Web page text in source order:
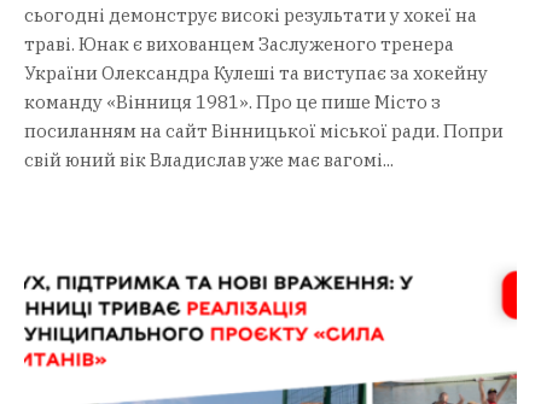
сьогодні демонструє високі результати у хокеї на
траві. Юнак є вихованцем Заслуженого тренера
України Олександра Кулеші та виступає за хокейну
команду «Вінниця 1981». Про це пише Місто з
посиланням на сайт Вінницької міської ради. Попри
свій юний вік Владислав уже має вагомі...